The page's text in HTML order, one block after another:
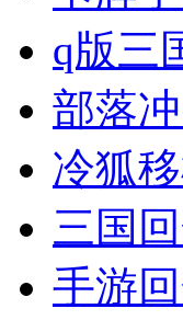
q版三
部落
冷狐
三国
手游